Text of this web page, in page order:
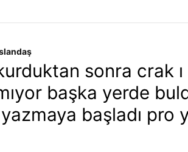
sonra crak
başka yerde
başladı pro